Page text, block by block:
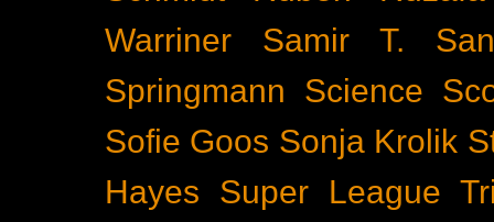
Warriner
Samir T.
Springmann
Science
Sofie Goos Sonja Krolik
Hayes
Super League